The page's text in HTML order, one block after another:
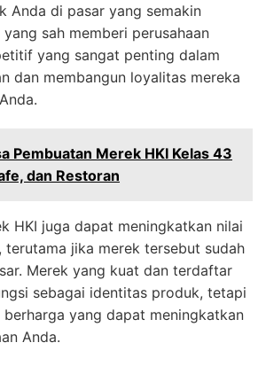
Anda di pasar yang semakin
sah memberi perusahaan
yang sangat penting dalam
dan membangun loyalitas mereka
Pembuatan Merek HKI Kelas 43
dan Restoran
HKI juga dapat meningkatkan nilai
terutama jika merek tersebut sudah
Merek yang kuat dan terdaftar
sebagai identitas produk, tetapi
berharga yang dapat meningkatkan
Anda.